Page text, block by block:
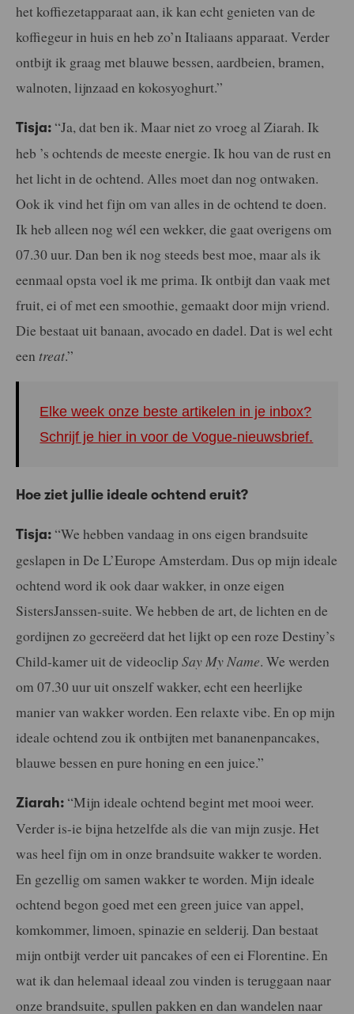
het koffiezetapparaat aan, ik kan echt genieten van de
koffiegeur in huis en heb zo’n Italiaans apparaat. Verder
ontbijt ik graag met blauwe bessen, aardbeien, bramen,
walnoten, lijnzaad en kokosyoghurt.”
Tisja: “Ja, dat ben ik. Maar niet zo vroeg al Ziarah. Ik
heb ’s ochtends de meeste energie. Ik hou van de rust en
het licht in de ochtend. Alles moet dan nog ontwaken.
Ook ik vind het fijn om van alles in de ochtend te doen.
Ik heb alleen nog wél een wekker, die gaat overigens om
07.30 uur. Dan ben ik nog steeds best moe, maar als ik
eenmaal opsta voel ik me prima. Ik ontbijt dan vaak met
fruit, ei of met een smoothie, gemaakt door mijn vriend.
Die bestaat uit banaan, avocado en dadel. Dat is wel echt
een treat.”
Elke week onze beste artikelen in je inbox?
Schrijf je hier in voor de Vogue-nieuwsbrief.
Hoe ziet jullie ideale ochtend eruit?
Tisja: “We hebben vandaag in ons eigen brandsuite
geslapen in De L’Europe Amsterdam. Dus op mijn ideale
ochtend word ik ook daar wakker, in onze eigen
SistersJanssen-suite. We hebben de art, de lichten en de
gordijnen zo gecreëerd dat het lijkt op een roze Destiny’s
Child-kamer uit de videoclip Say My Name. We werden
om 07.30 uur uit onszelf wakker, echt een heerlijke
manier van wakker worden. Een relaxte vibe. En op mijn
ideale ochtend zou ik ontbijten met bananenpancakes,
blauwe bessen en pure honing en een juice.”
Ziarah: “Mijn ideale ochtend begint met mooi weer.
Verder is-ie bijna hetzelfde als die van mijn zusje. Het
was heel fijn om in onze brandsuite wakker te worden.
En gezellig om samen wakker te worden. Mijn ideale
ochtend begon goed met een green juice van appel,
komkommer, limoen, spinazie en selderij. Dan bestaat
mijn ontbijt verder uit pancakes of een ei Florentine. En
wat ik dan helemaal ideaal zou vinden is teruggaan naar
onze brandsuite, spullen pakken en dan wandelen naar